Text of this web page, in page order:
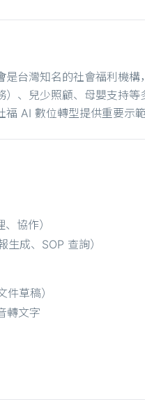
是台灣知名的社會福利機
）、兒少照顧、母嬰支持
AI 數位轉型提供重要示範
協作）
成、SOP 查詢）
草稿）
轉文字